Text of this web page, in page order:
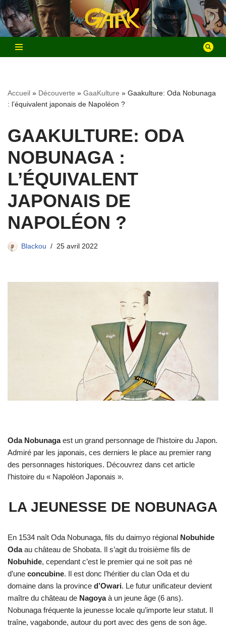
Aller
au
contenu
Accueil » Découverte » GaaKulture » Gaakulture: Oda Nobunaga
: l’équivalent japonais de Napoléon ?
GAAKULTURE: ODA
NOBUNAGA :
L’ÉQUIVALENT
JAPONAIS DE
NAPOLÉON ?
Blackou 25 avril 2022
Oda Nobunagaest un grand personnage de l’histoire du Japon.
Admiré par les japonais, ces derniers le place au premier rang
des personnages historiques. Découvrez dans cet article
l’histoire du « Napoléon Japonais ».
LA JEUNESSE DE NOBUNAGA
En 1534 naît Oda Nobunaga, fils du daimyo régional Nobuhide
Odaau château de Shobata. Il s’agit du troisième fils de
Nobuhide, cependant c’est le premier qui ne soit pas né
d’une concubine. Il est donc l’héritier du clan Oda et du
domaine dans la province d’Owari. Le futur unificateur devient
maître du château de Nagoyaà un jeune âge (6 ans).
Nobunaga fréquente la jeunesse locale qu’importe leur statut. Il
traîne, vagabonde, autour du port avec des gens de son âge.